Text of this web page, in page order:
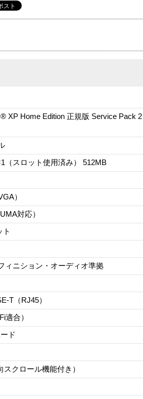
XP Home Edition 正規版 Service Pack
（スロット使用済み） 512MB
）
対応）
ト
ィニション・オーディオ準拠
T（RJ45）
適合）
ド
クロール機能付き）